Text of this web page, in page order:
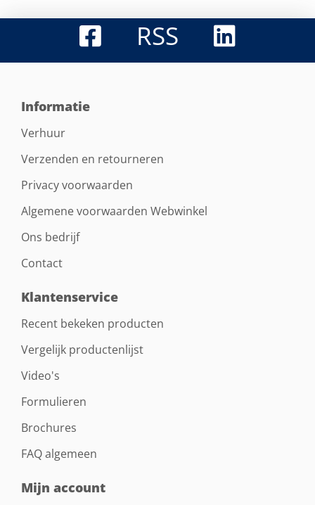
RSS
Informatie
Verhuur
Verzenden en retourneren
Privacy voorwaarden
Algemene voorwaarden Webwinkel
Ons bedrijf
Contact
Klantenservice
Recent bekeken producten
Vergelijk productenlijst
Video's
Formulieren
Brochures
FAQ algemeen
Mijn account